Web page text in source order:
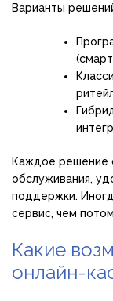
Варианты
Каждое решение
обслуживания,
поддержки.
сервис, чем
Какие
онлайн-